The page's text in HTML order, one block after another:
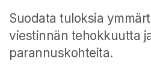
Suodata tuloksia
viestinnän tehokkuutta
parannuskohteita.